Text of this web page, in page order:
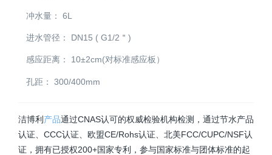
冲水量： 6L
进水管径： DN15 ( G1/2＂)
感应距离： 10±2cm(对标准感应板）
孔距： 300/400mm
洁博利 产品通过CNAS认可的权威检验机构检测，通过节水产品
认证、CCC认证、欧盟CE/Rohs认证、北美FCC/CUPC/NSF认
证，拥有已授权200+国家专利，参与国家标准与团体标准的起